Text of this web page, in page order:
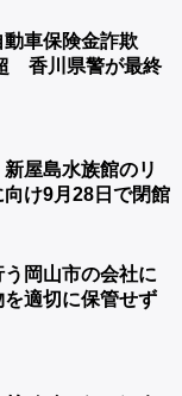
動車保険金詐欺
香川県警が最終
屋島水族館のリ
け9月28日で閉館
岡山市の会社に
適切に保管せず